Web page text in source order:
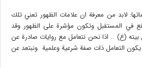
لابد من معرفة ان علامات الظهور تعني تلك
في المستقبل وتكون مؤشرة على الظهور وقد
(ع) .. اذا نحن نتعامل مع روايات صادرة عن
التعامل ذات صفة شرعية وعلمية ونبتعد عن